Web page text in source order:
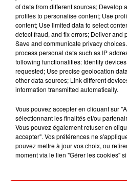
Des phénomènes de
fréquents et intenses
A ce stade de l’année,le risque
(notamment dans le centre et le
encoreplus important qu’en 2022
récurrence de ces épisodesde
successions d’épisodes secs
végétation et les nappes ne sont
conditions », alerte le
surla responsabilité de l’humain
of data from different sources; Develop
profiles to personalise content; Use
content; Use limited data to select
detect fraud, and fix errors; Deliver and
Save and communicate privacy
process personal data such as IP
following functionalities: Identify
requested; Use precise geolocation
other data sources; Link different
information transmitted automatically.
Vous pouvez accepter en cliquant sur
sélectionnant les finalités et/ou
Vous pouvez également refuser en
accepter". Vos préférences ne
pouvez mettre à jour vos choix, ou
moment via le lien "Gérer les cookies"